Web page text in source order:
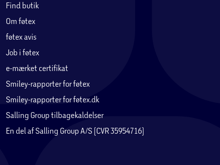
Find butik
Om føtex
føtex avis
Job i føtex
e-mærket certifikat
Smiley-rapporter for føtex
Smiley-rapporter for føtex.dk
Salling Group tilbagekaldelser
En del af Salling Group A/S (CVR 35954716)